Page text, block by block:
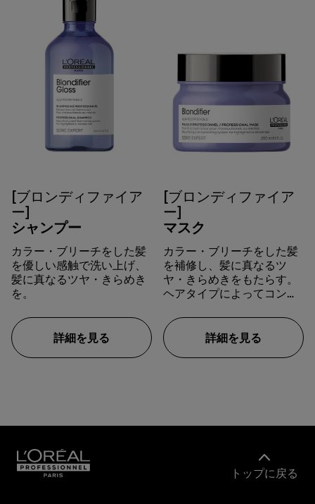
[ブロンディファイア
ー]
シャンプー
カラー・ブリーチをした髪
を優しい感触で洗い上げ、
髪に真なるツヤ・きらめき
を。
詳細を見る
[ブロンディファイア
ー]
マスク
カラー・ブリーチをした髪
を補修し、髪に真なるツ
ヤ・きらめきをもたらす。
ヘアタイプによってコンデ
ます。
詳細を見る
トップに戻る